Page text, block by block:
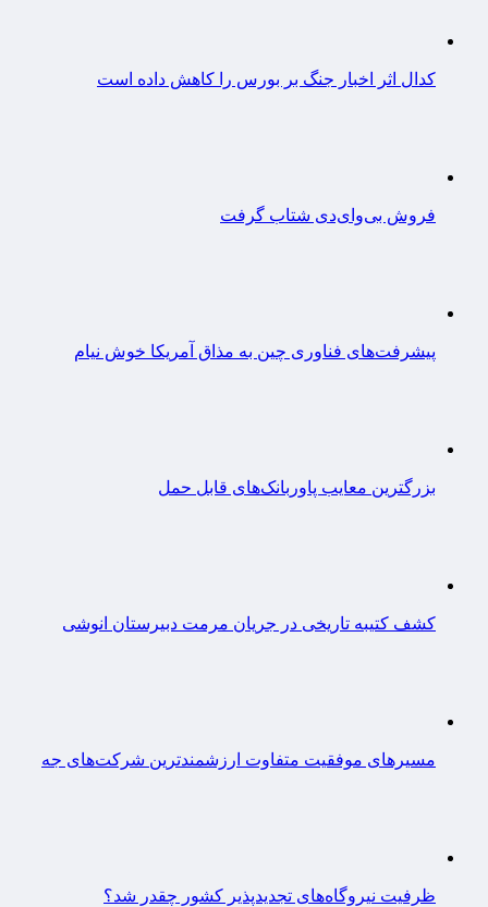
کدال اثر اخبار جنگ بر بورس را کاهش داده است
فروش بی‌وای‌دی شتاب گرفت
پیشرفت‌های فناوری چین به مذاق آمریکا خوش نیام
بزرگترین معایب پاوربانک‌های قابل حمل
کشف کتیبه تاریخی در جریان مرمت دبیرستان انوشی
مسیرهای موفقیت متفاوت ارزشمندترین شرکت‌های جه
ظرفیت نیروگاه‌های تجدیدپذیر کشور چقدر شد؟